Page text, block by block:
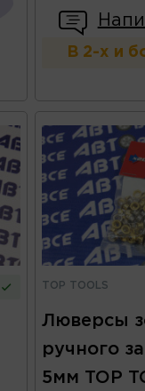
В 2-х и
TOP TOOLS
Люверсы
ручного
5мм TOP